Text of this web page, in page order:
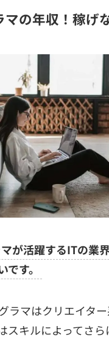
の年収！稼げ
が活躍するITの業
す。
ラマはクリエイタ
スキルによってさ